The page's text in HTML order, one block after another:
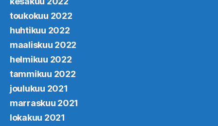
toukokuu 2022
huhtikuu 2022
maaliskuu 2022
helmikuu 2022
tammikuu 2022
joulukuu 2021
marraskuu 2021
lokakuu 2021